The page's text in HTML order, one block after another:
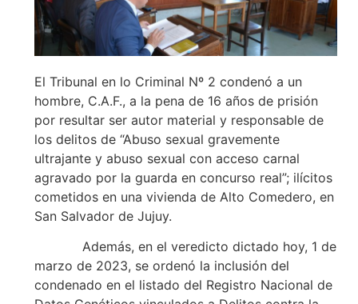
El Tribunal en lo Criminal Nº 2 condenó a un
hombre, C.A.F., a la pena de 16 años de prisión
por resultar ser autor material y responsable de
los delitos de “Abuso sexual gravemente
ultrajante y abuso sexual con acceso carnal
agravado por la guarda en concurso real”; ilícitos
cometidos en una vivienda de Alto Comedero, en
San Salvador de Jujuy.
Además, en el veredicto dictado hoy, 1 de
marzo de 2023, se ordenó la inclusión del
condenado en el listado del Registro Nacional de